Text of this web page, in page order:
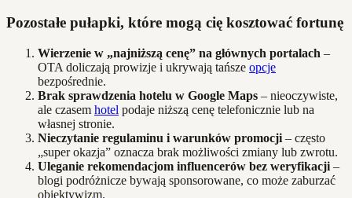
Pozostałe pułapki, które mogą cię kosztować fortunę
Wierzenie w „najniższą cenę” na głównych portalach –
OTA doliczają prowizje i ukrywają tańsze opcje
bezpośrednie.
Brak sprawdzenia hotelu w Google Maps – nieoczywiste,
ale czasem hotel podaje niższą cenę telefonicznie lub na
własnej stronie.
Nieczytanie regulaminu i warunków promocji – często
„super okazja” oznacza brak możliwości zmiany lub zwrotu.
Uleganie rekomendacjom influencerów bez weryfikacji –
blogi podróżnicze bywają sponsorowane, co może zaburzać
obiektywizm.